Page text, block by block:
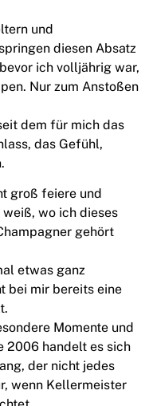
und
diesen Absatz
ich volljährig war,
Nur zum Anstoßen
dem für mich das
das Gefühl,
groß feiere und
wo ich dieses
gehört
etwas ganz
bei mir bereits eine
Momente und
2006 handelt es sich
der nicht jedes
wenn Kellermeister